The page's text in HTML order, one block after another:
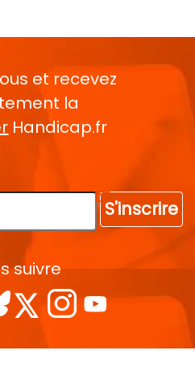
et recevez
la
Handicap.fr
S'inscrire
suivre